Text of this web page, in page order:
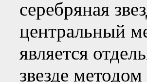
серебряная
центральный
является
звезде